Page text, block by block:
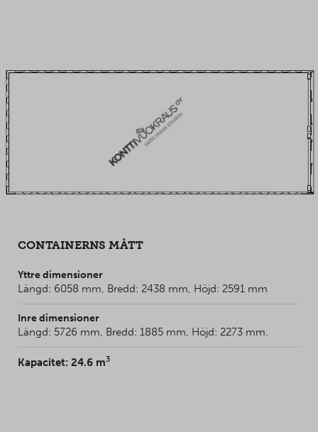
CONTAINERNS MÅTT
Yttre dimensioner
Längd: 6058 mm, Bredd: 2438 mm, Höjd: 2591 mm
Inre dimensioner
Längd: 5726 mm, Bredd: 1885 mm, Höjd: 2273 mm.
Kapacitet: 24.6 m3